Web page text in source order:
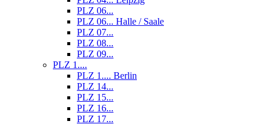
PLZ 06...
PLZ 06... Halle / Saale
PLZ 07...
PLZ 08...
PLZ 09...
PLZ 1....
PLZ 1.... Berlin
PLZ 14...
PLZ 15...
PLZ 16...
PLZ 17...